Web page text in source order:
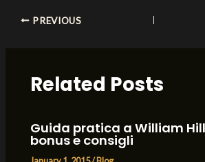
Post
PREVIOUS
Related Posts
Guida pratica a William
bonus e consigli